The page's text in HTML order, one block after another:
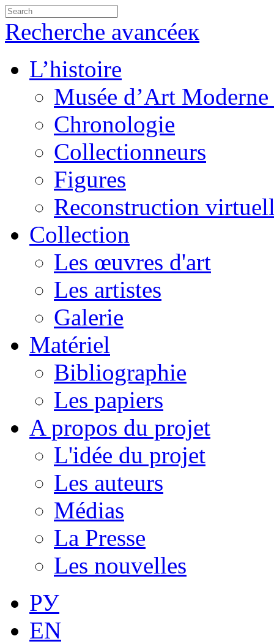
Recherche avancéeк
L’histoire
Musée d’Art
Chronologie
Collectionneurs
Figures
Reconstruction
Collection
Les œuvres d'art
Les artistes
Galerie
Matériel
Bibliographie
Les papiers
A propos du projet
L'idée du projet
Les auteurs
Médias
La Presse
Les nouvelles
РУ
EN